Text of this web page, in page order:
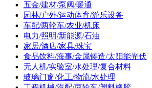
五金/建材/泵阀/暖通
园林/户外/运动体育/游乐设备
车配/两轮车/农业/机床
电力/照明/新能源/石油
家居/酒店/家具/珠宝
食品饮料/海事/金属铸造/太阳能光伏
无人机/实验室/水处理/复合材料
玻璃门窗/化工/物流/水处理